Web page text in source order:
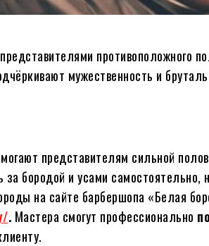
противоположного
мужественность и
представителям сильной
бородой и усами
на сайте барбершопа «Белая
. Мастера смогут профессионально